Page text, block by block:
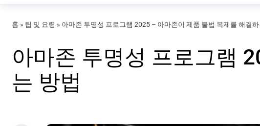
홈 » 팁 및 요령 » 아마존 투명성 프로그램 2025 – 아마존이 제품 불법 복제를 해결하
아마존 투명성 프로그램
는 방법